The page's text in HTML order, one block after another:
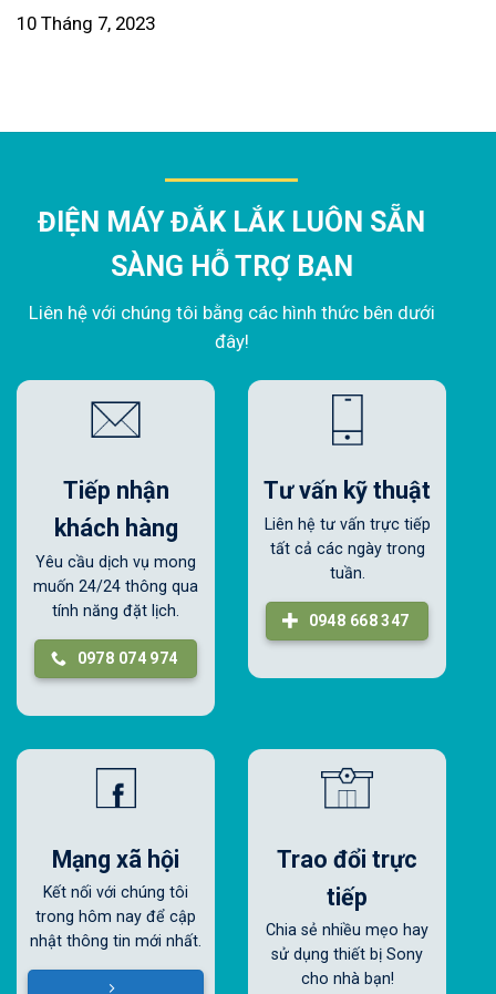
10 Tháng 7, 2023
ĐIỆN MÁY ĐẮK LẮK LUÔN SẴN
SÀNG HỖ TRỢ BẠN
Liên hệ với chúng tôi bằng các hình thức bên dưới
đây!
Tiếp nhận
khách hàng
Yêu cầu dịch vụ mong
muốn 24/24 thông qua
tính năng đặt lịch.
0978 074 974
Tư vấn kỹ thuật
Liên hệ tư vấn trực tiếp
tất cả các ngày trong
tuần.
0948 668 347
Mạng xã hội
Kết nối với chúng tôi
trong hôm nay để cập
nhật thông tin mới nhất.
Trao đổi trực
tiếp
Chia sẻ nhiều mẹo hay
sử dụng thiết bị Sony
cho nhà bạn!